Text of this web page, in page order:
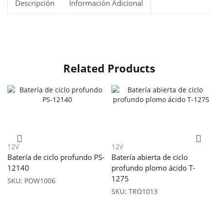
Descripción Información Adicional
Related Products
12V
Batería de ciclo profundo PS-
12140
SKU: POW1006
12V
Batería abierta de ciclo
profundo plomo ácido T-
1275
SKU: TRO1013